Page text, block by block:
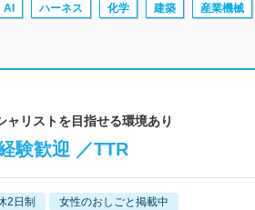
AI ハーネス 化学 建築 産業機械
リストを目指せる環境あり
験歓迎 ／TTR
2日制 女性のおしごと掲載中